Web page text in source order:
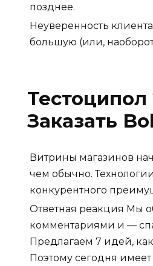
позднее.
Неуверенность
большую (или,
Заказать
Витрины магазинов
чем обычно.
конкурентного
Ответная реакция Мы
комментариями и —
Предлагаем 7 идей,
Поэтому сегодня